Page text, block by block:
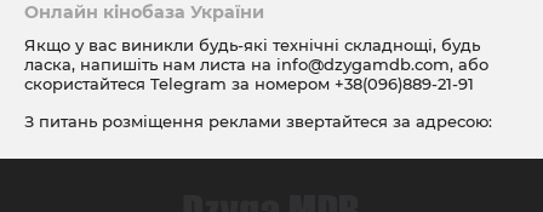
Онлайн кінобаза України
Якщо у вас виникли будь-які технічні складнощі, будь
ласка, напишіть нам листа на info@dzygamdb.com, або
скористайтеся Telegram за номером +38(096)889-21-91
З питань розміщення реклами звертайтеся за адресою:
посиланням